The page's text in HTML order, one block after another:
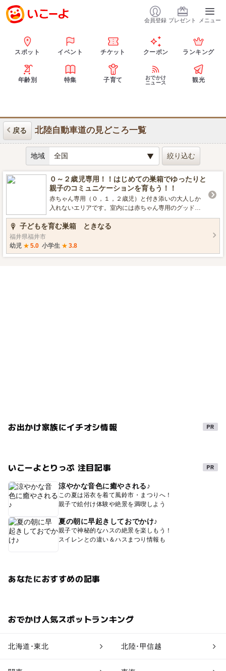
会員登録 プレゼント メニュー
スポット イベント チケット クーポン ランキング
年齢別 特集 子育て
おでかけ
ニュース
観光
戻る 北陸自動車道の見どころ一覧
地域
０～２歳児専用！！はじめての巣箱でゆったりと
親子のコミュニケーションを育もう！！
赤ちゃん専用（０，１，２歳児）と付き添いの大人しか
入れないエリアです。室内には赤ちゃん専用のグッドト
イ（おもちゃ）がたくさんあり、保護者とお子様が楽し
くコミュニケーションを育む時間を提供します。
子どもを育む巣箱 ときなる
福井県福井市
幼児 ★ 5.0 小学生 ★ 3.8
お出かけ家族にイチオシ情報
いこーよとりっぷ 注目記事
涼やかな音色に癒やされる♪
この夏は浴衣を着て風鈴市・まつりへ！
親子で絵付け体験や絶景を満喫しよう
夏の朝に早起きしておでかけ♪
親子で神秘的なハスの絶景を楽しもう！
スイレンとの違い＆ハスまつり情報も
あなたにおすすめの記事
おでかけ人気スポットランキング
北海道･東北 北陸･甲信越